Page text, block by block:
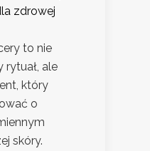
zdrowej
to nie
ale
który
o
skóry.